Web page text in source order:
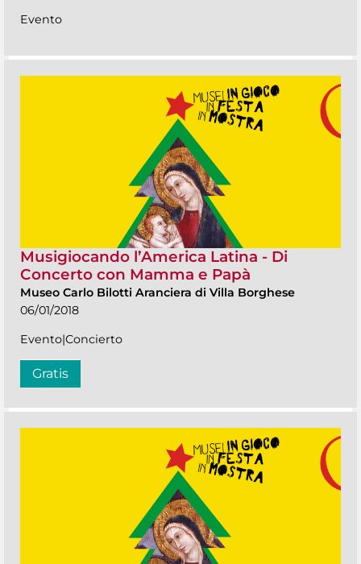
Evento
Musigiocando l’America Latina - Di
Concerto con Mamma e Papà
Museo Carlo Bilotti Aranciera di Villa Borghese
06/01/2018
Evento|Concierto
Gratis